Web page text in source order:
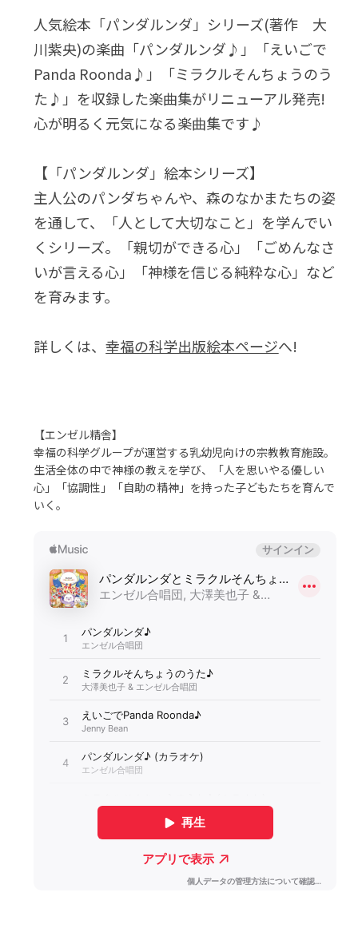
人気絵本「パンダルンダ」シリーズ(著作 大
川紫央)の楽曲「パンダルンダ♪」「えいごで
Panda Roonda♪」「ミラクルそんちょうのう
た♪」を収録した楽曲集がリニューアル発売!
心が明るく元気になる楽曲集です♪
【「パンダルンダ」絵本シリーズ】
主人公のパンダちゃんや、森のなかまたちの姿
を通して、「人として大切なこと」を学んでい
くシリーズ。「親切ができる心」「ごめんなさ
いが言える心」「神様を信じる純粋な心」など
を育みます。
詳しくは、幸福の科学出版絵本ページへ!
【エンゼル精舎】
幸福の科学グループが運営する乳幼児向けの宗教教育施設。
生活全体の中で神様の教えを学び、「人を思いやる優しい
心」「協調性」「自助の精神」を持った子どもたちを育んで
いく。